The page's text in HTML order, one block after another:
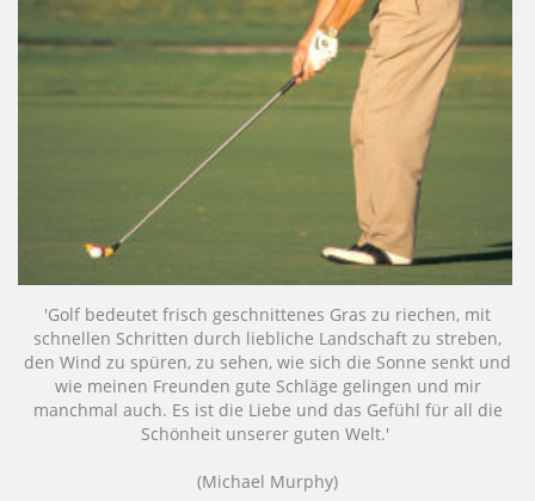
'Golf bedeutet frisch geschnittenes Gras zu riechen, mit
schnellen Schritten durch liebliche Landschaft zu streben,
den Wind zu spüren, zu sehen, wie sich die Sonne senkt und
wie meinen Freunden gute Schläge gelingen und mir
manchmal auch. Es ist die Liebe und das Gefühl für all die
Schönheit unserer guten Welt.'
(Michael Murphy)